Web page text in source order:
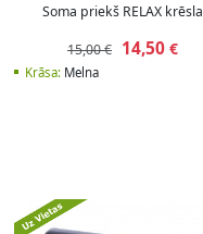
Soma priekš RELAX krēsla
15,00 € 14,50 €
Krāsa:Melna